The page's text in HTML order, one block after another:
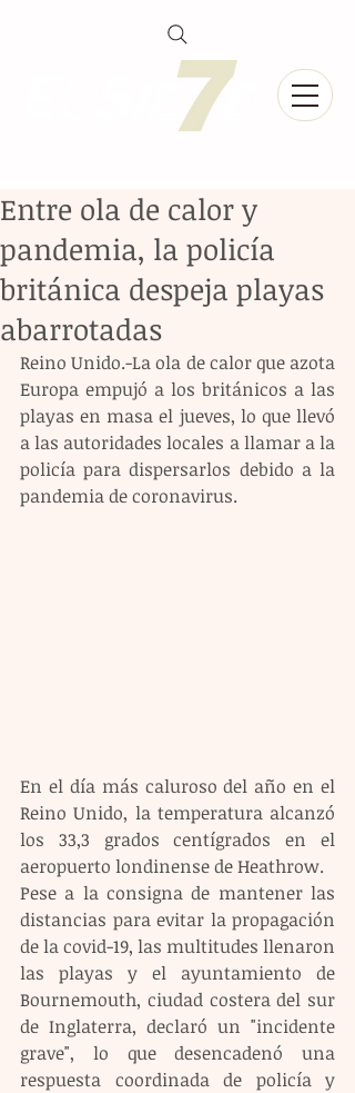
Entre ola de calor y
pandemia, la policía
británica despeja playas
abarrotadas
Reino Unido.-La ola de calor que azota
Europa empujó a los británicos a las
playas en masa el jueves, lo que llevó
a las autoridades locales a llamar a la
policía para dispersarlos debido a la
pandemia de coronavirus.
En el día más caluroso del año en el
Reino Unido, la temperatura alcanzó
los 33,3 grados centígrados en el
aeropuerto londinense de Heathrow.
Pese a la consigna de mantener las
distancias para evitar la propagación
de la covid-19, las multitudes llenaron
las playas y el ayuntamiento de
Bournemouth, ciudad costera del sur
de Inglaterra, declaró un "incidente
grave", lo que desencadenó una
respuesta coordinada de policía y